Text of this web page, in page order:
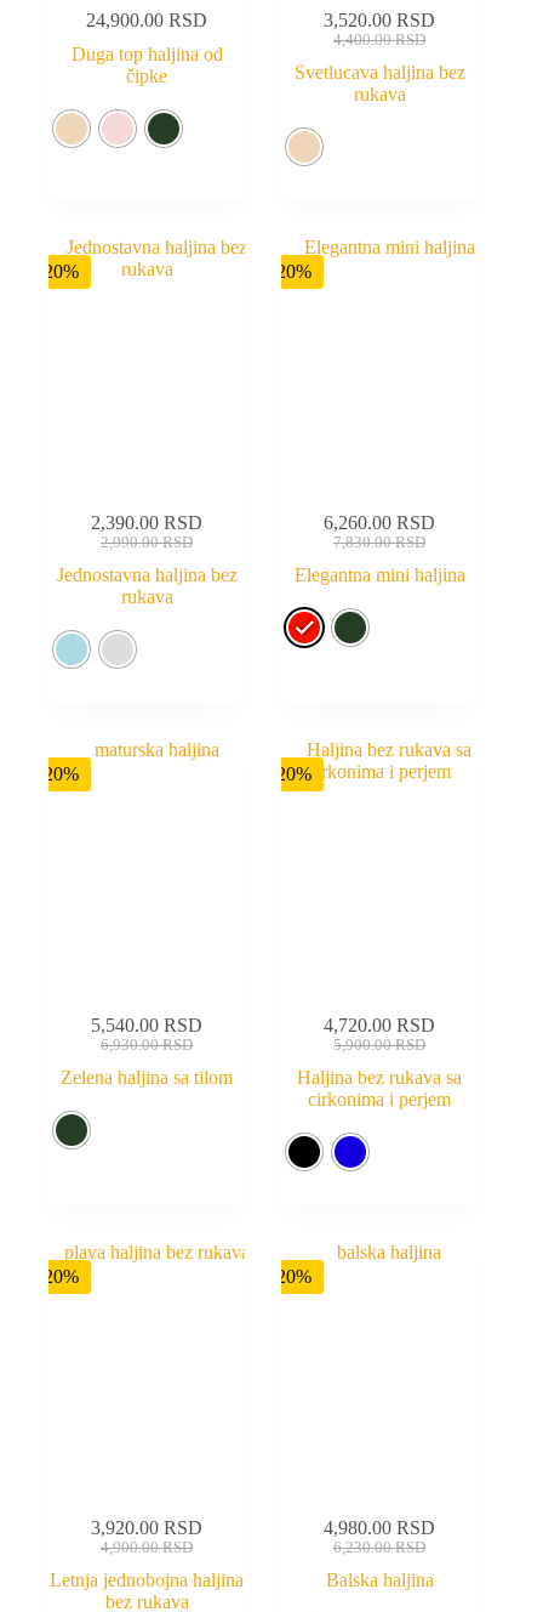
24,900.00RSD
Duga top haljina od
čipke
4,400.00RSD
3,520.00RSD
Svetlucava haljina bez
rukava
-20%
2,990.00RSD
2,390.00RSD
Jednostavna haljina bez
rukava
-20%
7,830.00RSD
6,260.00RSD
Elegantna mini haljina
-20%
6,930.00RSD
5,540.00RSD
Zelena haljina sa tilom
-20%
5,900.00RSD
4,720.00RSD
Haljina bez rukava sa
cirkonima i perjem
-20%
4,900.00RSD
3,920.00RSD
Letnja jednobojna haljina
bez rukava
-20%
6,230.00RSD
4,980.00RSD
Balska haljina